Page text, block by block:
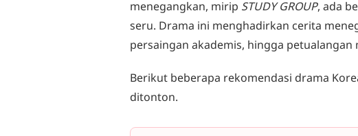
menegangkan, mirip STUDY GROUP, ada
seru. Drama ini menghadirkan cerita
persaingan akademis, hingga petualangan
Berikut beberapa rekomendasi drama
ditonton.